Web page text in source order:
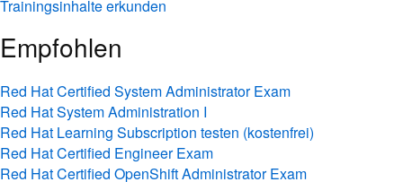
Trainingsinhalte erkunden
Empfohlen
Red Hat Certified System Administrator Exam
Red Hat System Administration I
Red Hat Learning Subscription testen (kostenfrei)
Red Hat Certified Engineer Exam
Red Hat Certified OpenShift Administrator Exam